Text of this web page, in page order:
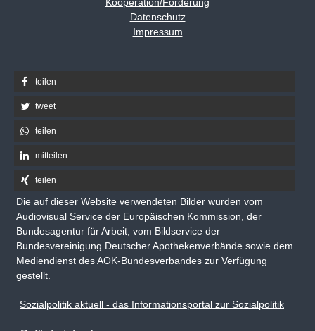
Kooperation/Förderung
Datenschutz
Impressum
teilen
tweet
teilen
mitteilen
teilen
Die auf dieser Website verwendeten Bilder wurden vom
Audiovisual Service der Europäischen Kommission, der
Bundesagentur für Arbeit, vom Bildservice der
Bundesvereinigung Deutscher Apothekenverbände sowie dem
Mediendienst des AOK-Bundesverbandes zur Verfügung
gestellt.
Sozialpolitik aktuell - das Informationsportal zur Sozialpolitik